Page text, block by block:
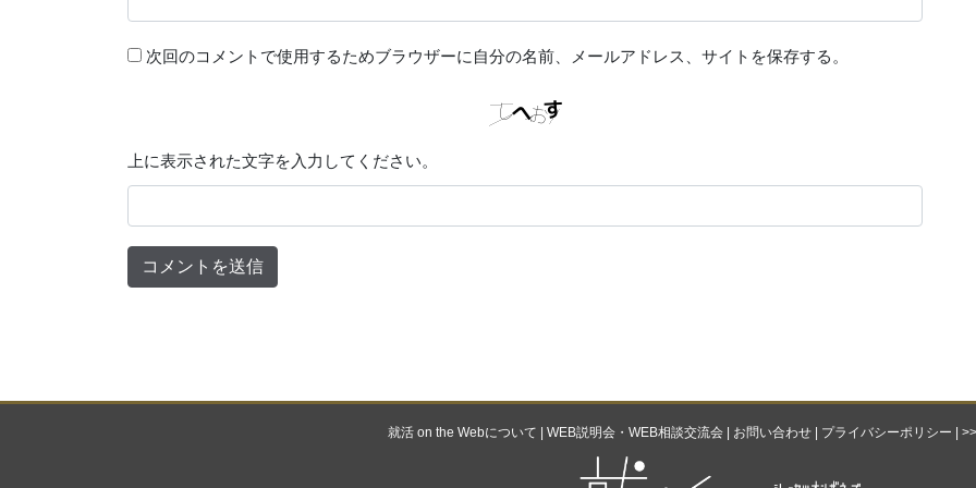
次回のコメントで使用するためブラウザーに自分の名前、メールアドレス、サイトを保存する。
上に表示された文字を入力してください。
就活 on the Webについて WEB説明会・WEB相談交流会| お問い合わせ| プライバシーポリシー